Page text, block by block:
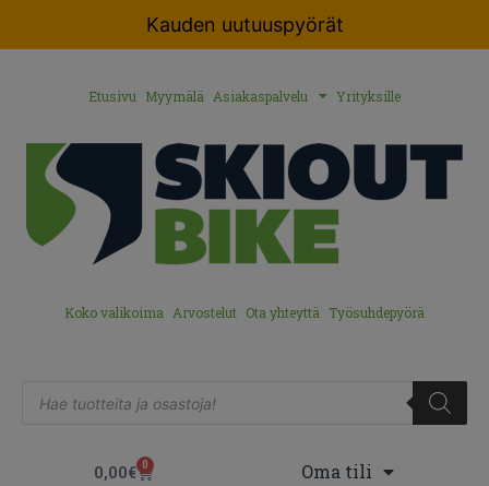
Kauden uutuuspyörät
Etusivu Myymälä Asiakaspalvelu Yrityksille
Koko valikoima Arvostelut Ota yhteyttä Työsuhdepyörä
0,00€ 0 Oma tili